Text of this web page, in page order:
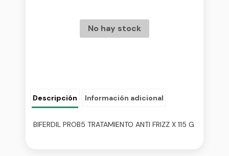
No hay stock
Descripción Información adicional
BIFERDIL PROB5 TRATAMIENTO ANTI FRIZZ X 115 G